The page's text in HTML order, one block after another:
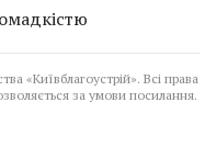
«Київблагоустрій». Всі права
за умови посилання.